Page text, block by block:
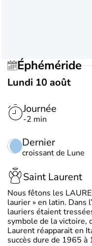
Éphéméride
Lundi 10 août
Journée
-2 min
Dernier
croissant de Lune
Saint Laurent
Nous fêtons les
laurier » en latin. Dans
lauriers étaient
symbole de la victoire,
Laurent réapparait en
succès dure de 1965